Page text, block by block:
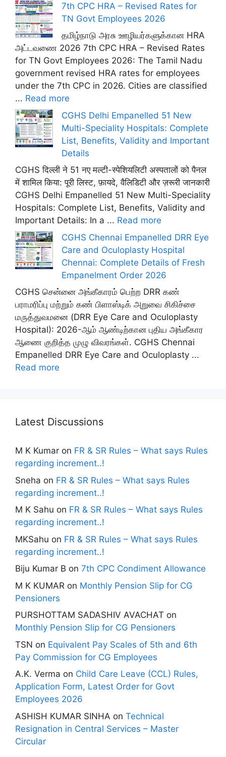
7th CPC HRA – Revised Rates for
TN Govt Employees 2026
தமிழ்நாடு அரசு ஊழியர்களுக்கான HRA
அட்டவணை 2026 7th CPC HRA – Revised Rates
for TN Govt Employees 2026: The Tamil Nadu
government revised HRA rates for employees
under the 7th CPC in 2026. Cities are classified
... Read more
CGHS Delhi Empanelled 51 New
Multi-Speciality Hospitals: Complete
List, Benefits, Validity and Important
Details
CGHS दिल्ली ने 51 नए मल्टी-स्पेशियलिटी अस्पतालों को पैनल
में शामिल किया: पूरी लिस्ट, फ़ायदे, वैलिडिटी और ज़रूरी जानकारी
CGHS Delhi Empanelled 51 New Multi-Speciality
Hospitals: Complete List, Benefits, Validity and
Important Details: In a ... Read more
CGHS Chennai Empanelled DRR Eye
Care and Oculoplasty Hospital
Chennai: Complete Details of Fresh
Empanelment Order 2026
CGHS சென்னை அங்கீகாரம் பெற்ற DRR கண்
பராமரிப்பு மற்றும் கண் பிளாஸ்டிக் அறுவை சிகிச்சை
மருத்துவமனை (DRR Eye Care and Oculoplasty
Hospital): 2026-ஆம் ஆண்டிற்கான புதிய அங்கீகார
ஆணை குறித்த முழு விவரங்கள். CGHS Chennai
Empanelled DRR Eye Care and Oculoplasty ...
Read more
Latest Discussions
M K Kumar on FR & SR Rules – What says Rules
regarding increment..!
Sneha on FR & SR Rules – What says Rules
regarding increment..!
M K Sahu on FR & SR Rules – What says Rules
regarding increment..!
MKSahu on FR & SR Rules – What says Rules
regarding increment..!
Biju Kumar B on 7th CPC Condiment Allowance
M K KUMAR on Monthly Pension Slip for CG
Pensioners
PURSHOTTAM SADASHIV AVACHAT on
Monthly Pension Slip for CG Pensioners
TSN on Equivalent Pay Scales of 5th and 6th
Pay Commission for CG Employees
A.K. Verma on Child Care Leave (CCL) Rules,
Application Form, Latest Order for Govt
Employees 2026
ASHISH KUMAR SINHA on Technical
Resignation in Central Services – Master
Circular